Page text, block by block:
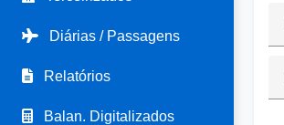
Diárias / Passagens
Relatórios
Balan. Digitalizados